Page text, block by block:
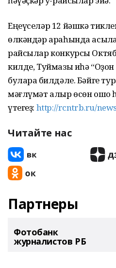
Еңеүселәр 12 йәшкә
өлкәндәр араһында
райсылар конкурсы
килде, Туймазы иһә “Оҙон
булараҡ билдәле. Бәйге
мәғлүмәт алыр өсөн ошо
үтегеҙ: http://rcntrb.ru/
Читайте нас
Партнеры
Фотобанк
журналистов РБ